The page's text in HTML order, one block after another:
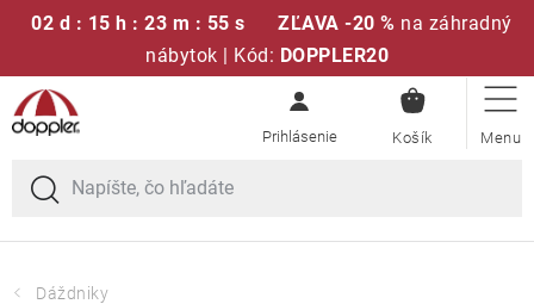
02 d : 15 h : 23 m : 55 s ZĽAVA -20 % na záhradný
nábytok | Kód: DOPPLER20
Prejsť
na
obsah
KOŠÍK
Sedacie súpravy
Slnečníky
Dáždniky